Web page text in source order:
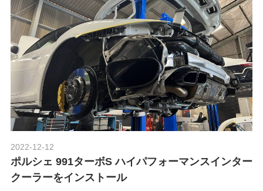
h
a
n
M
o
c
h
r
・
ル
シ
ェ
正
パ
ー
2022-12-12
ポルシェ 991ターボS ハイパフォーマンスインター
クーラーをインストール